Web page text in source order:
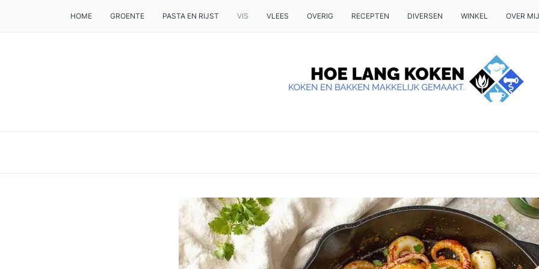
HOME GROENTE PASTA EN RIJST VIS VLEES OVERIG RECEPTEN DIVERSEN WINKEL OVER MIJ